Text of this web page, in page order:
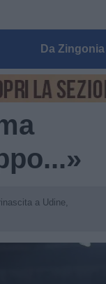
Da Zingonia
a Udine,